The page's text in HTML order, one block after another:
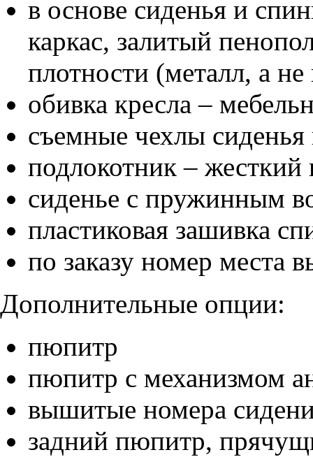
в основе сиденья и
каркас, залитый
плотности (металл, а не
обивка кресла –
съемные чехлы
подлокотник –
сиденье с пружинным
пластиковая зашивка
по заказу номер места
Дополнительные опции:
пюпитр
пюпитр с механизмом
вышитые номера
задний пюпитр,